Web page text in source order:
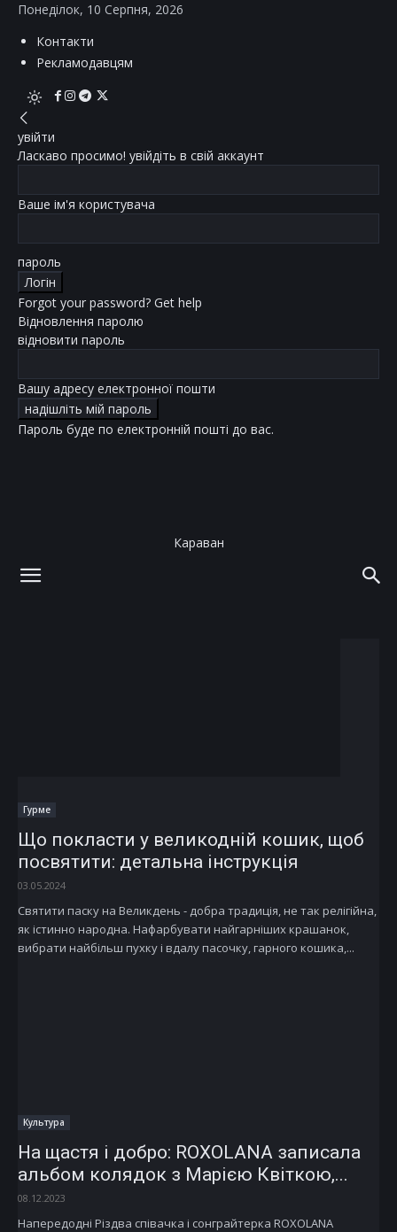
Понеділок, 10 Серпня, 2026
Контакти
Рекламодавцям
увійти
Ласкаво просимо! увійдіть в свій аккаунт
Ваше ім'я користувача
пароль
Forgot your password? Get help
Відновлення паролю
відновити пароль
Вашу адресу електронної пошти
Пароль буде по електронній пошті до вас.
Караван
Гурме
Що покласти у великодній кошик, щоб
посвятити: детальна інструкція
03.05.2024
Святити паску на Великдень - добра традиція, не так релігійна,
як істинно народна. Нафарбувати найгарніших крашанок,
вибрати найбільш пухку і вдалу пасочку, гарного кошика,...
Культура
На щастя і добро: ROXOLANA записала
альбом колядок з Марією Квіткою,...
08.12.2023
Напередодні Різдва співачка і сонграйтерка ROXOLANA